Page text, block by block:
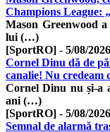
Champions League:
Mason Greenwood
lui (…)
[SportRO] - 5/08/2026
Cornel Dinu dă de
canalie! Nu credeam
Cornel Dinu nu și-a
ani (…)
[SportRO] - 5/08/2026
Semnal de alarmă